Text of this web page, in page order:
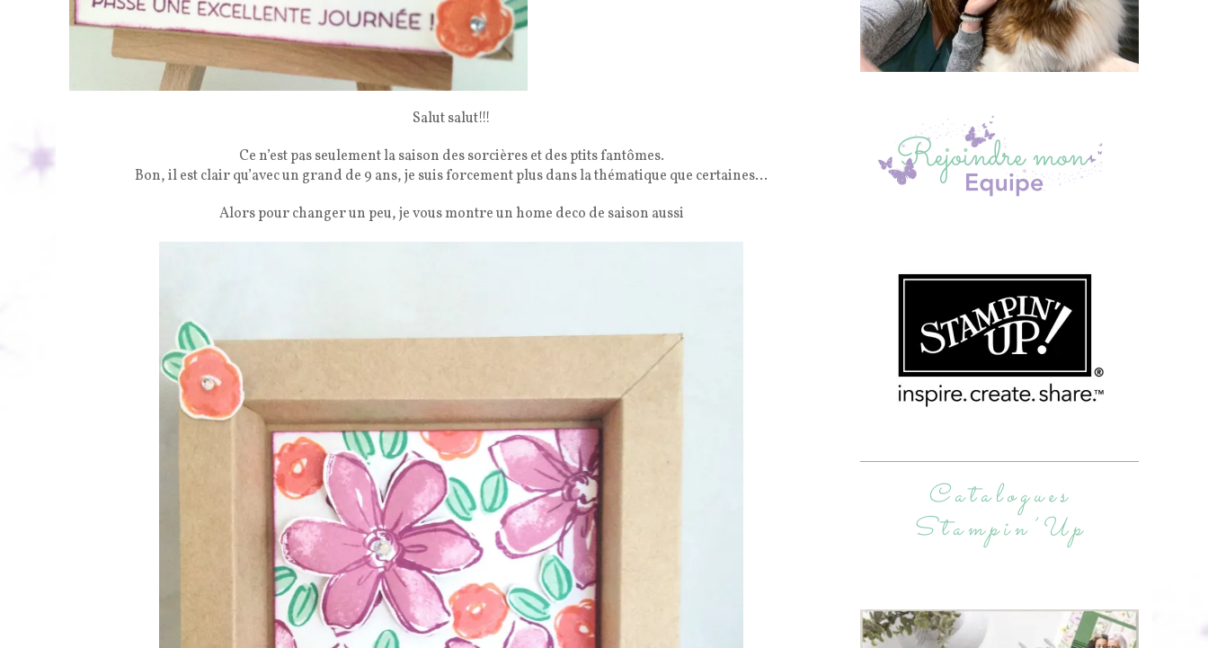
Salut salut!!!
Ce n’est pas seulement la saison des sorcières et des ptits fantômes.
Bon, il est clair qu’avec un grand de 9 ans, je suis forcement plus dans la thématique que certaines…
Alors pour changer un peu, je vous montre un home deco de saison aussi
Catalogues
Stampin’Up